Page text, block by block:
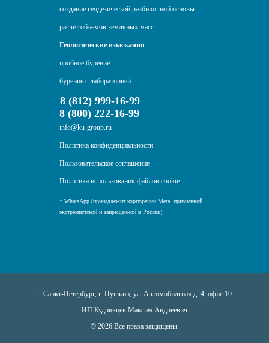
создание геодезической разбивочной основы
расчет объемов земляных масс
Геологические изыскания
пробное бурение
бурение с лабораторией
8 (812) 999-16-99
8 (800) 222-16-99
info@ku-group.ru
Политика конфиденциальности
Пользовательское соглашение
Политика использования файлов cookie
* WhatsApp (принадлежит корпорации Meta, признанной
экстремистской и запрещённой в России)
г. Санкт-Петербург, г. Пушкин, ул. Автомобильная д. 4, офис 10
ИП Кудрявцев Максим Андреевич
© 2026 Все права защищены.